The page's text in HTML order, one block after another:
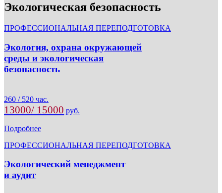
Экологическая безопасность
ПРОФЕССИОНАЛЬНАЯ ПЕРЕПОДГОТОВКА
Экология, охрана окружающей
среды и экологическая
безопасность
260 / 520 час.
13000/ 15000 руб.
Подробнее
ПРОФЕССИОНАЛЬНАЯ ПЕРЕПОДГОТОВКА
Экологический менеджмент
и аудит